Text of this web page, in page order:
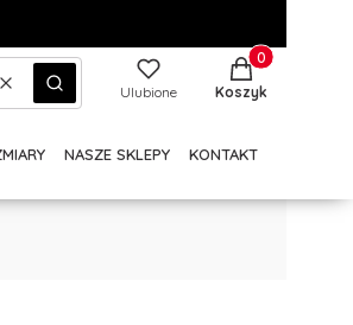
WyczyśćSzukaj Ulubione
Produkty w
Koszyk
NASZE SKLEPY KONTAKT